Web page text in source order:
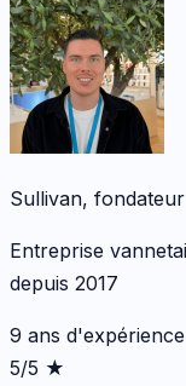
Sullivan, fondateur
Entreprise
depuis 2017
9 ans
5/5 ★